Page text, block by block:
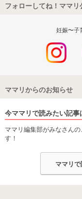
フォローしてね！ママリ
妊娠〜子
ママリからのお知らせ
今ママリで読みたい記事
ママリ編集部がみなさん
す！
ママリ